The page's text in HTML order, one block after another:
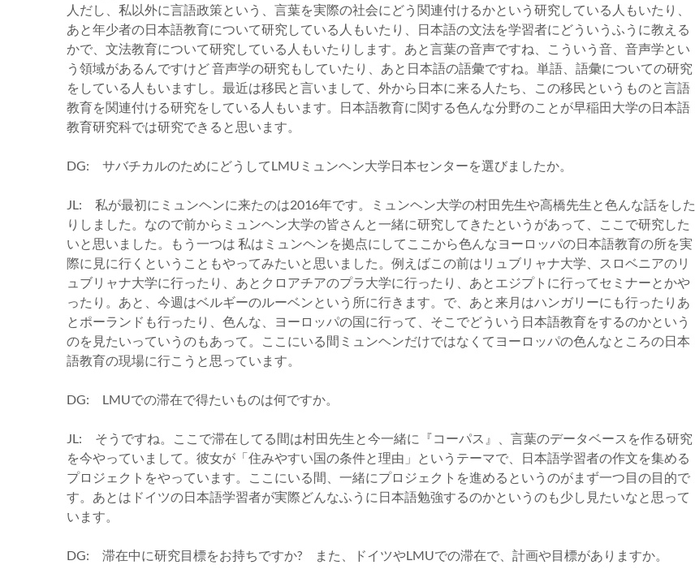
人だし、私以外に言語政策という、言葉を実際の社会にどう関連付けるかという研究している人もいたり、
あと年少者の日本語教育について研究している人もいたり、日本語の文法を学習者にどういうふうに教える
かで、文法教育について研究している人もいたりします。あと言葉の音声ですね、こういう音、音声学とい
う領域があるんですけど 音声学の研究もしていたり、あと日本語の語彙ですね。単語、語彙についての研究
をしている人もいますし。最近は移民と言いまして、外から日本に来る人たち、この移民というものと言語
教育を関連付ける研究をしている人もいます。日本語教育に関する色んな分野のことが早稲田大学の日本語
教育研究科では研究できると思います。
DG: サバチカルのためにどうしてLMUミュンヘン大学日本センターを選びましたか。
JL: 私が最初にミュンヘンに来たのは2016年です。ミュンヘン大学の村田先生や高橋先生と色んな話をした
りしました。なので前からミュンヘン大学の皆さんと一緒に研究してきたというがあって、ここで研究した
いと思いました。もう一つは 私はミュンヘンを拠点にしてここから色んなヨーロッパの日本語教育の所を実
際に見に行くということもやってみたいと思いました。例えばこの前はリュブリャナ大学、スロベニアのリ
ュブリャナ大学に行ったり、あとクロアチアのプラ大学に行ったり、あとエジプトに行ってセミナーとかや
ったり。あと、今週はベルギーのルーベンという所に行きます。で、あと来月はハンガリーにも行ったりあ
とポーランドも行ったり、色んな、ヨーロッパの国に行って、そこでどういう日本語教育をするのかという
のを見たいっていうのもあって。ここにいる間ミュンヘンだけではなくてヨーロッパの色んなところの日本
語教育の現場に行こうと思っています。
DG: LMUでの滞在で得たいものは何ですか。
JL: そうですね。ここで滞在してる間は村田先生と今一緒に『コーパス』、言葉のデータベースを作る研究
を今やっていまして。彼女が「住みやすい国の条件と理由」というテーマで、日本語学習者の作文を集める
プロジェクトをやっています。ここにいる間、一緒にプロジェクトを進めるというのがまず一つ目の目的で
す。あとはドイツの日本語学習者が実際どんなふうに日本語勉強するのかというのも少し見たいなと思って
います。
DG: 滞在中に研究目標をお持ちですか? また、ドイツやLMUでの滞在で、計画や目標がありますか。